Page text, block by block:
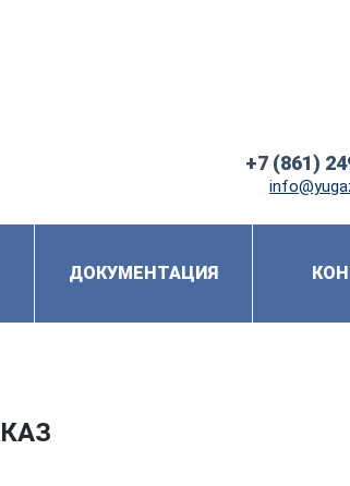
+7 (861)
ДОКУМЕНТАЦИЯ